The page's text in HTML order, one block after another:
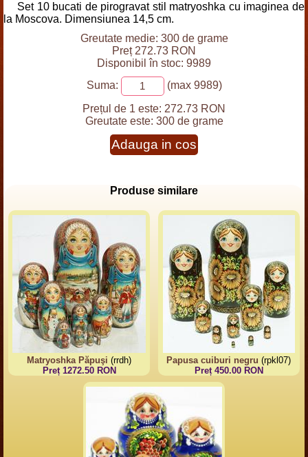
Set 10 bucati de pirogravat stil matryoshka cu imaginea de
la Moscova. Dimensiunea 14,5 cm.
Greutate medie: 300 de grame
Preț 272.73 RON
Disponibil în stoc: 9989
Suma:
(max 9989)
Prețul de 1 este: 272.73 RON
Greutate este: 300 de grame
Adauga in cos
Produse similare
Matryoshka Păpuşi (rrdh)
Preț 1272.50 RON
Papusa cuiburi negru (rpkl07)
Preț 450.00 RON